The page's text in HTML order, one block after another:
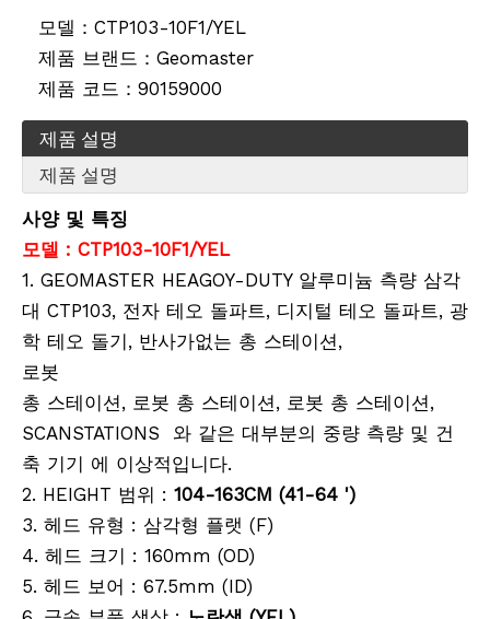
계약자 엘리베이터 삼각대(3.5m)
모델： CTP103-10F1/YEL
제품 브랜드： Geomaster
제품 코드： 90159000
제품 설명
제품 설명
사양 및 특징
모델 : CTP103-10F1/YEL
1. GEOMASTER HEAGOY-DUTY 알루미늄 측량 삼각
대 CTP103, 전자 테오 돌파트, 디지털 테오 돌파트, 광
학 테오 돌기, 반사가없는 총 스테이션,
로봇
총 스테이션, 로봇 총 스테이션, 로봇 총 스테이션,
SCANSTATIONS 와 같은 대부분의 중량 측량 및 건
축 기기 에 이상적입니다.
2. HEIGHT 범위 : 104-163CM (41-64 ')
3. 헤드 유형 : 삼각형 플랫 (F)
4. 헤드 크기 : 160mm (OD)
5. 헤드 보어 : 67.5mm (ID)